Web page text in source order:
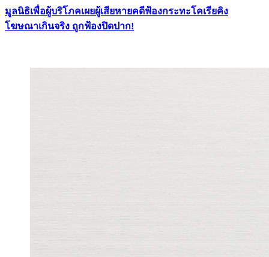
มูลนิธิเพื่อผู้บริโภคเผยผู้เสียหายคดีฟ้องกระทะโคเรียคิง
โฆษณาเกินจริง ถูกฟ้องปิดปาก!